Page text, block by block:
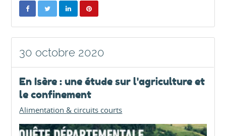
30 octobre 2020
En Isère : une étude sur l'agriculture et
le confinement
Alimentation & circuits courts